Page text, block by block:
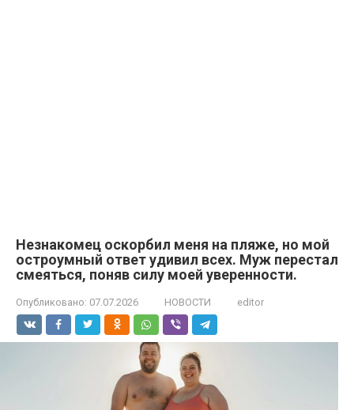
Незнакомец оскорбил меня на пляже, но мой
остроумный ответ удивил всех. Муж перестал
смеяться, поняв силу моей уверенности.
Опубликовано: 07.07.2026 НОВОСТИ editor